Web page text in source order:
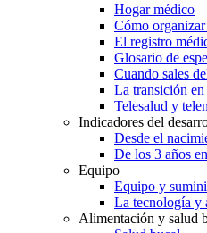
Hogar médico
Cómo
El registro
Glosario de
Cuando sales
La transición
Telesalud y
Indicadores del
Desde el
De los 3 años
Equipo
Equipo y
La tecnología y
Alimentación y salud